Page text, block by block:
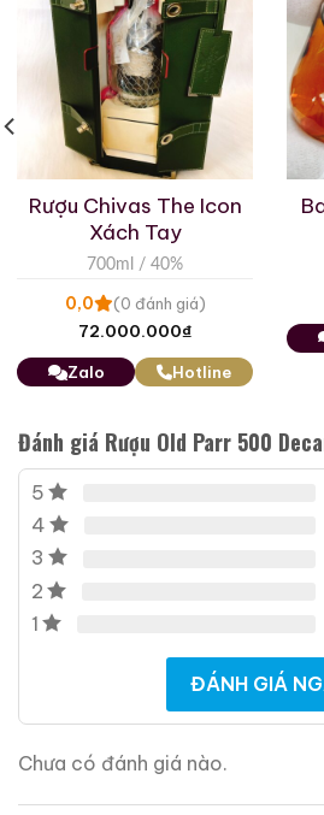
Rượu Chivas The Icon
Xách Tay
700ml / 40%
0,0 (0 đánh giá)
72.000.000₫
Zalo Hotline
Đánh giá Rượu Old Parr 500
5
4
3
2
1
ĐÁNH GIÁ
Chưa có đánh giá nào.